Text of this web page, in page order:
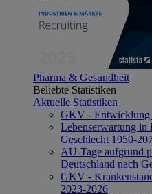
Pharma & Gesundheit
Beliebte Statistiken
Aktuelle Statistiken
GKV - Entwicklung
Lebenserwartung in
Geschlecht 1950-
AU-Tage aufgrund
Deutschland nach
GKV -
2023-2026